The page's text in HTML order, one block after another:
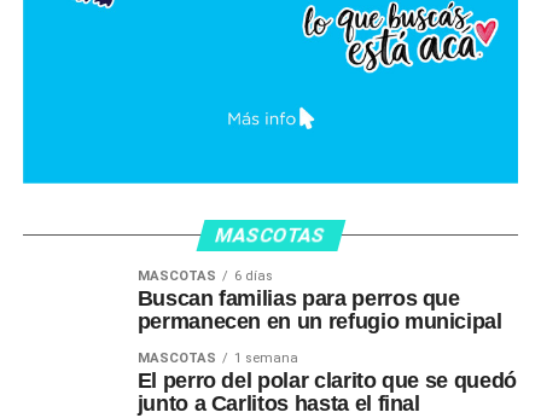
MASCOTAS
MASCOTAS 6 días
Buscan familias para perros que
permanecen en un refugio municipal
MASCOTAS 1 semana
El perro del polar clarito que se quedó
junto a Carlitos hasta el final